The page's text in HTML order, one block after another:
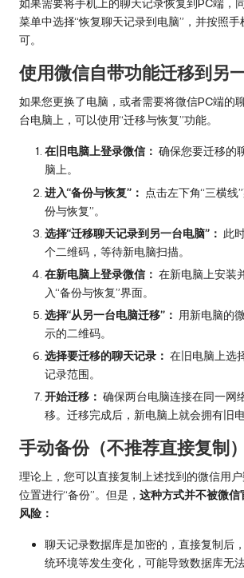
如果需要将手机上的聊天记录恢复到PC端，
菜单中选择“恢复聊天记录到电脑”，并按照
可。
使用微信自带功能迁移到另
如果您更换了电脑，或者需要将微信PC端的
台电脑上，可以使用“迁移与恢复”功能。
在旧电脑上登录微信： 确保您要迁移的
脑上。
进入“备份与恢复”： 点击左下角“三横线
份与恢复”。
选择“迁移聊天记录到另一台电脑”： 此
个二维码，等待新电脑扫描。
在新电脑上登录微信： 在新电脑上安装
入“备份与恢复”界面。
选择“从另一台电脑迁移”： 用新电脑的
示的二维码。
选择要迁移的聊天记录： 在旧电脑上选
记录范围。
开始迁移： 确保两台电脑连接在同一网
移。迁移完成后，新电脑上就会拥有旧
手动备份（不推荐直接复制）
理论上，您可以直接复制上述找到的微信用
位置进行“备份”。但是， 这种方式并不被微
风险：
聊天记录数据库是加密的，直接复制后
统环境等发生变化，可能导致数据库无